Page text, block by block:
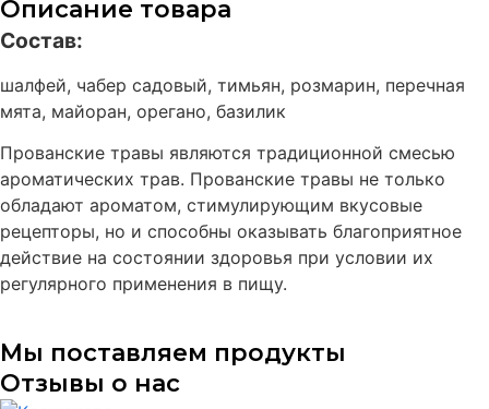
Описание товара
Состав:
шалфей, чабер садовый, тимьян, розмарин, перечная
мята, майоран, орегано, базилик
Прованские травы являются традиционной смесью
ароматических трав. Прованские травы не только
обладают ароматом, стимулирующим вкусовые
рецепторы, но и способны оказывать благоприятное
действие на состоянии здоровья при условии их
регулярного применения в пищу.
Мы поставляем продукты
Отзывы о нас